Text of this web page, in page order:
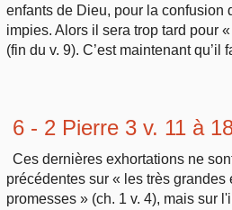
enfants de Dieu, pour la confusion
impies. Alors il sera trop tard pour
(fin du v. 9). C’est maintenant qu’il
6 - 2 Pierre 3 v. 11 à
Ces dernières exhortations ne
précédentes sur « les très grandes
promesses » (ch. 1 v. 4), mais sur